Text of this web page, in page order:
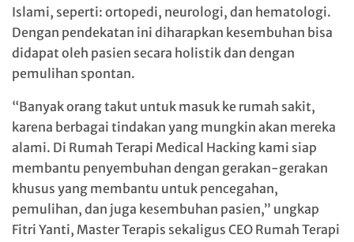
Islami, seperti: ortopedi, neurologi, dan hematologi.
Dengan pendekatan ini diharapkan kesembuhan bisa
didapat oleh pasien secara holistik dan dengan
pemulihan spontan.
“Banyak orang takut untuk masuk ke rumah sakit,
karena berbagai tindakan yang mungkin akan mereka
alami. Di Rumah Terapi Medical Hacking kami siap
membantu penyembuhan dengan gerakan-gerakan
khusus yang membantu untuk pencegahan,
pemulihan, dan juga kesembuhan pasien,” ungkap
Fitri Yanti, Master Terapis sekaligus CEO Rumah Terapi